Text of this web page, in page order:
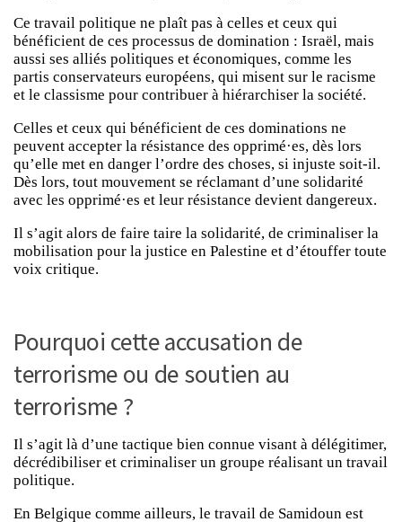
Ce travail politique ne plaît pas à celles et ceux qui
bénéficient de ces processus de domination : Israël, mais
aussi ses alliés politiques et économiques, comme les
partis conservateurs européens, qui misent sur le racisme
et le classisme pour contribuer à hiérarchiser la société.
Celles et ceux qui bénéficient de ces dominations ne
peuvent accepter la résistance des opprimé·es, dès lors
qu’elle met en danger l’ordre des choses, si injuste soit-il.
Dès lors, tout mouvement se réclamant d’une solidarité
avec les opprimé·es et leur résistance devient dangereux.
Il s’agit alors de faire taire la solidarité, de criminaliser la
mobilisation pour la justice en Palestine et d’étouffer toute
voix critique.
Pourquoi cette accusation de
terrorisme ou de soutien au
terrorisme ?
Il s’agit là d’une tactique bien connue visant à délégitimer,
décrédibiliser et criminaliser un groupe réalisant un travail
politique.
En Belgique comme ailleurs, le travail de Samidoun est